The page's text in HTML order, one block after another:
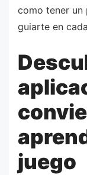
como tener un
guiarte en
juego